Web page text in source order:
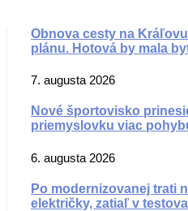
Obnova cesty na
plánu. Hotová by mala
7. augusta 2026
Nové športovisko
priemyslovku viac
6. augusta 2026
Po modernizovanej trati
električky, zatiaľ v